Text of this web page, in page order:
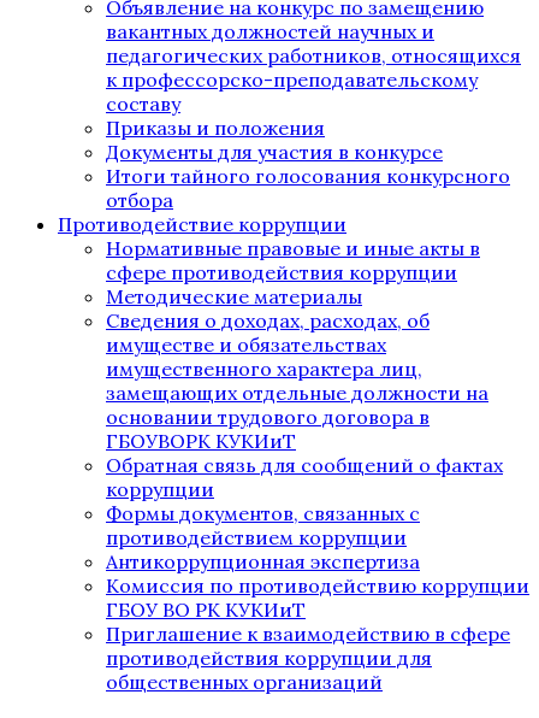
Объявление на конкурс по замещению
вакантных должностей научных и
педагогических работников, относящихся
к профессорско-преподавательскому
составу
Приказы и положения
Документы для участия в конкурсе
Итоги тайного голосования конкурсного
отбора
Противодействие коррупции
Нормативные правовые и иные акты в
сфере противодействия коррупции
Методические материалы
Сведения о доходах, расходах, об
имуществе и обязательствах
имущественного характера лиц,
замещающих отдельные должности на
основании трудового договора в
ГБОУВОРК КУКИиТ
Обратная связь для сообщений о фактах
коррупции
Формы документов, связанных с
противодействием коррупции
Антикоррупционная экспертиза
Комиссия по противодействию коррупции
ГБОУ ВО РК КУКИиТ
Приглашение к взаимодействию в сфере
противодействия коррупции для
общественных организаций